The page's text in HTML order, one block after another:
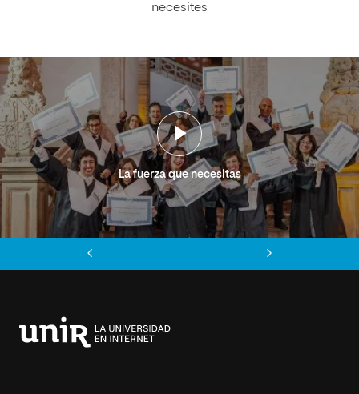
necesites
La fuerza que necesitas